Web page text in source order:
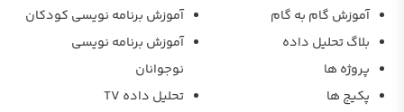
آموزش گام به گام
بلاگ تحلیل داده
پروژه ها
پکیج ها
آموزش برنامه نویسی کودکان
آموزش برنامه نویسی
نوجوانان
تحلیل داده TV